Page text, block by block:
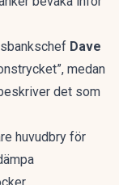
Dave
medan
det som
huvudbry för